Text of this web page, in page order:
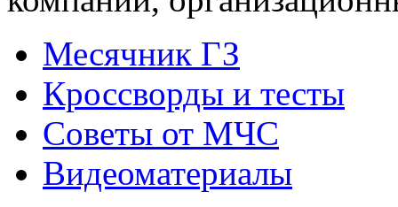
Месячник ГЗ
Кроссворды и тесты
Советы от МЧС
Видеоматериалы